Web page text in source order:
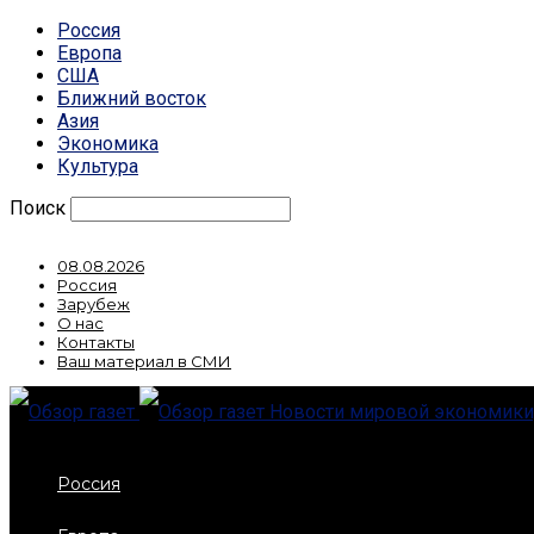
Россия
Европа
США
Ближний восток
Азия
Экономика
Культура
Поиск
08.08.2026
Россия
Зарубеж
О нас
Контакты
Ваш материал в СМИ
Новости мировой
Россия